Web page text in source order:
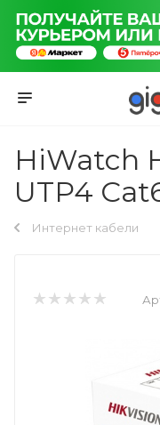
HiWatch
UTP4
Интернет кабели